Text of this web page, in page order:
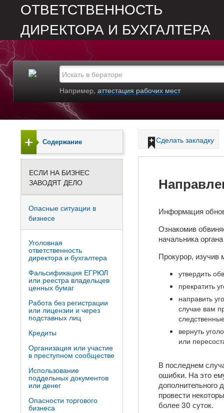
ОТВЕТСТВЕННОСТЬ
ДИРЕКТОРА И БУХГАЛТЕРА
Например, аттестация рабочих мест
Сделать закладку
Информация
Ознакомив
начальника
Прокурор, изучив
утвердить
прекратить
направить
случае вам
вернуть
или
В последнем
ошибки. На это
дополнительного
провести
более 30 суток.
Содержание
ЕСЛИ НА БИЗНЕС
ЗАВОДЯТ ДЕЛО
Опасные ситуации в
бизнесе
Уголовная
ответственность
директора и бухгалтера
Фальсификация ЕГРЮЛ
или реестра владельцев
ценных бумаг
Работа без регистрации
или лицензии и через
подставных лиц
Кредиты
Организация или участие
в преступном сообществе
Использование
поддельных документов
или денег
Опасности торгового
бизнеса